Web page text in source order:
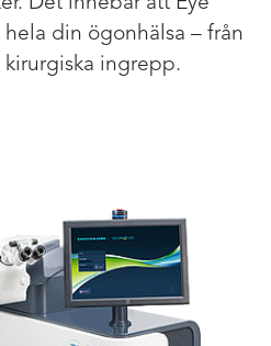
din ögonhälsa – från
ingrepp.